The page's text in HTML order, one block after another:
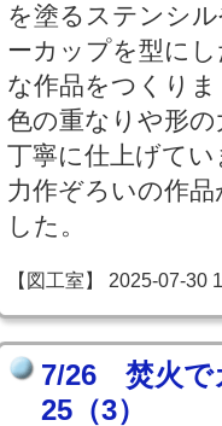
を塗るステンシ
ーカップを型に
な作品をつくり
色の重なりや形
丁寧に仕上げて
力作ぞろいの作
した。
【図工室】 2025-07-30
7/26 焚火で
25（3）